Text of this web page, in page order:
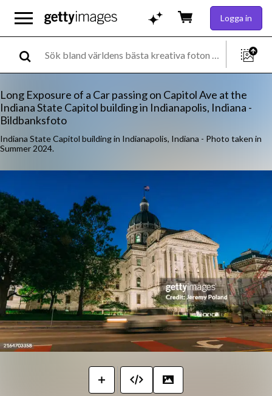
Logga in
Long Exposure of a Car passing on Capitol Ave at the
Indiana State Capitol building in Indianapolis, Indiana -
Bildbanksfoto
Indiana State Capitol building in Indianapolis, Indiana - Photo taken in
Summer 2024.